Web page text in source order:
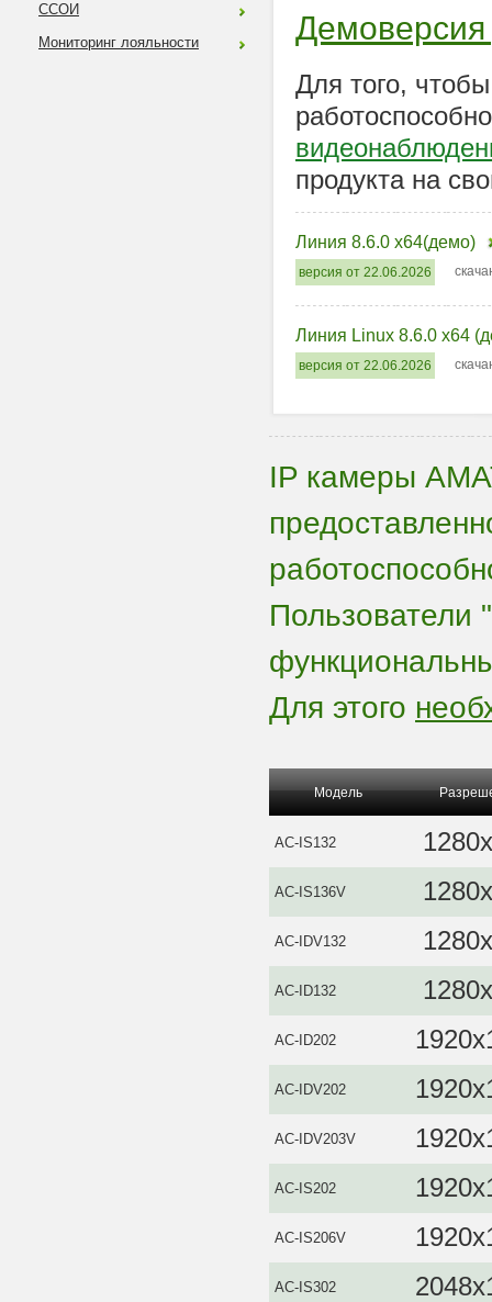
ССОИ
Мониторинг лояльности
Для того,
продукта на
Линия 8.6.0 x64(демо)
версия от 22.06.2026
Линия Linux 8.6.0 x64
версия от 22.06.2026
IP камеры
Пользователи
Для этого
Модель
AC-IS132
AC-IS136V
AC-IDV132
AC-ID132
AC-ID202
AC-IDV202
AC-IDV203V
AC-IS202
AC-IS206V
AC-IS302